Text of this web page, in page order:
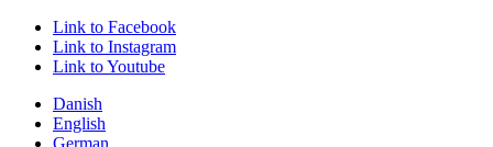
Link to Facebook
Link to Instagram
Link to Youtube
Danish
English
German